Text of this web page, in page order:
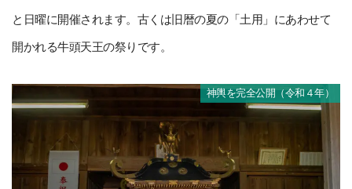
と日曜に開催されます。古くは旧暦の夏の「土用」にあわせて
開かれる牛頭天王の祭りです。
神輿を完全公開（令和４年）